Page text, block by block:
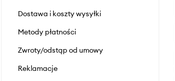
Dostawa i koszty wysyłki
Metody płatności
Zwroty/odstąp od umowy
Reklamacje